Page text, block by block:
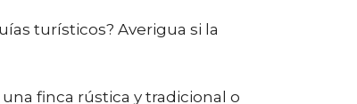
turísticos? Averigua si la
finca rústica y tradicional o